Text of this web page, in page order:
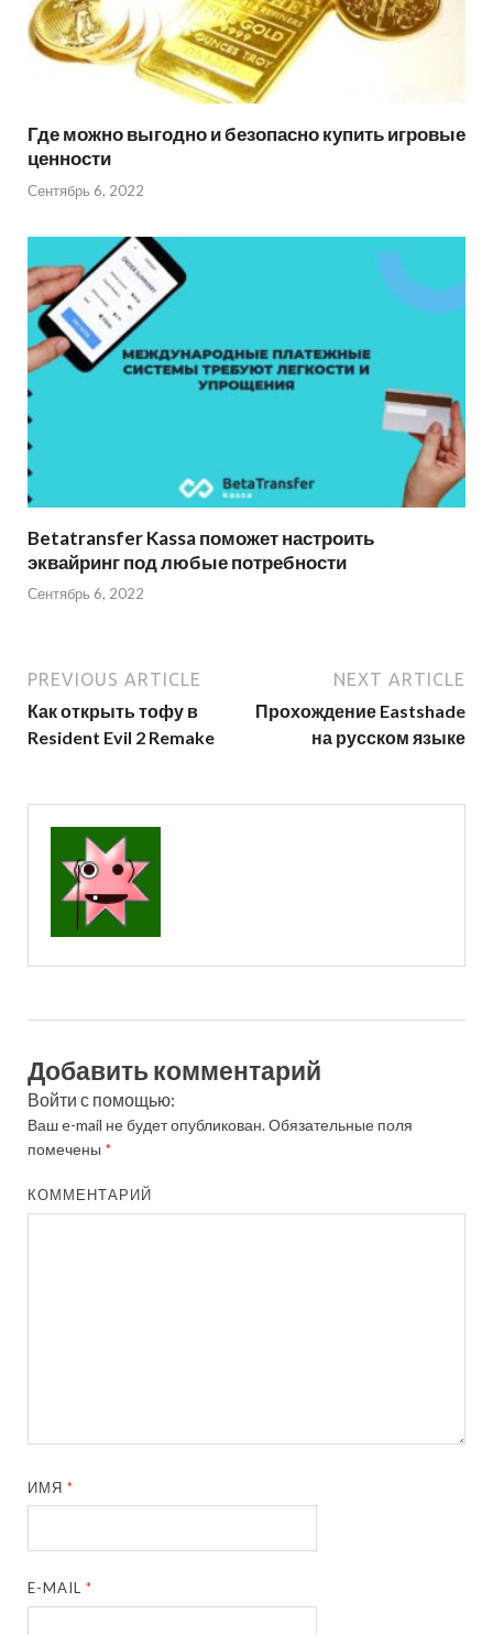
Где можно выгодно и безопасно купить игровые
ценности
Сентябрь 6, 2022
Betatransfer Kassa поможет настроить
эквайринг под любые потребности
Сентябрь 6, 2022
PREVIOUS ARTICLE
Как открыть тофу в
Resident Evil 2 Remake
NEXT ARTICLE
Прохождение Eastshade
на русском языке
Добавить комментарий
Войти с помощью:
Ваш e-mail не будет опубликован.Обязательные поля
помечены *
КОММЕНТАРИЙ
ИМЯ*
E-MAIL*